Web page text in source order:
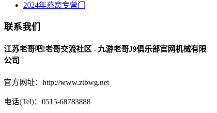
2024年燕窝专营门
联系我们
江苏老哥吧!老哥交流社区 - 九游老哥J9俱乐部官网机械有限
公司
官方网址：http://www.ztbwg.net
电话(Tel)：0515-68783888